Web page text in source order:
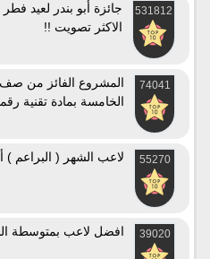
531812
الاكثر تصويت !!
74041
المشروع الفائز من صف
الخامسة بمادة تقنية رقمية
55270 لاعب الشهر ( البراعم )
39020 افضل لاعب بمتوسطة